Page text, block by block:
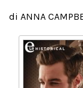
Calendario
di ANNA